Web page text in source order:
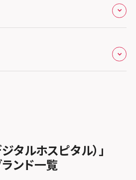
ル蒲生
ルル新越谷
ル草加花栗
ルル東川口
ルル松戸五香
屋金山
府
杷島
張旭
が丘
日井勝川
ンタウン茨木太田
道オペラパーク
大阪ロンモール布施
岡天神
下通
モバイル大分府内町
ー
修理
ジタルホスピタル）」
ンド一覧